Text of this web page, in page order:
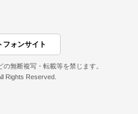
フォンサイト
無断複写・転載等を禁じます。
Rights Reserved.